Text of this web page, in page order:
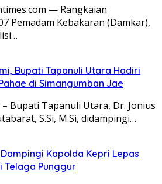
— Rangkaian
Pemadam Kebakaran (Damkar),
Bupati Tapanuli Utara Hadiri
di Simangumban Jae
Bupati Tapanuli Utara, Dr. Jonius
S.Si, M.Si, didampingi…
Kapolda Kepri Lepas
Telaga Punggur